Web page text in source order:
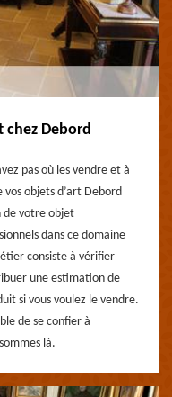
chez Debord
pas où les vendre et à
objets d’art Debord
de votre objet
dans ce domaine
consiste à vérifier
une estimation de
si vous voulez le vendre.
de se confier à
là.